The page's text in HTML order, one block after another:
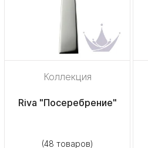
Коллекция
Riva "Посеребрение"
(48 товаров)